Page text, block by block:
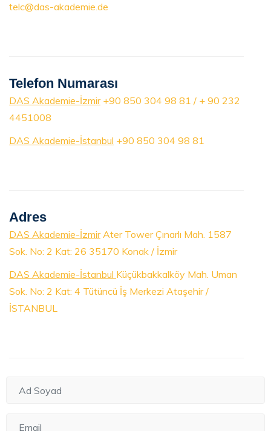
telc@das-akademie.de
Telefon Numarası
DAS Akademie-İzmir+90 850 304 98 81 / + 90 232
4451008
DAS Akademie-İstanbul +90 850 304 98 81
Adres
DAS Akademie-İzmirAter Tower Çınarlı Mah. 1587
Sok. No: 2 Kat: 26 35170 Konak / İzmir
DAS Akademie-İstanbul Küçükbakkalköy Mah. Uman
Sok. No: 2 Kat: 4 Tütüncü İş Merkezi Ataşehir /
İSTANBUL